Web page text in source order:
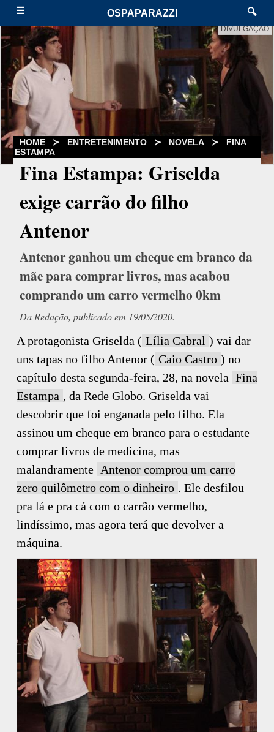
☰ OSPAPARAZZI 🔍
DIVULGAÇÃO
HOME ≻ ENTRETENIMENTO ≻ NOVELA ≻
FINA
ESTAMPA
Fina Estampa: Griselda
exige carrão do filho
Antenor
Antenor ganhou um cheque em branco da
mãe para comprar livros, mas acabou
comprando um carro vermelho 0km
Da Redação, publicado em 19/05/2020.
A protagonista Griselda ( Lília Cabral ) vai dar
uns tapas no filho Antenor ( Caio Castro ) no
capítulo desta segunda-feira, 28, na novela Fina
Estampa , da Rede Globo. Griselda vai
descobrir que foi enganada pelo filho. Ela
assinou um cheque em branco para o estudante
comprar livros de medicina, mas
malandramente Antenor comprou um carro
zero quilômetro com o dinheiro . Ele desfilou
pra lá e pra cá com o carrão vermelho,
lindíssimo, mas agora terá que devolver a
máquina.